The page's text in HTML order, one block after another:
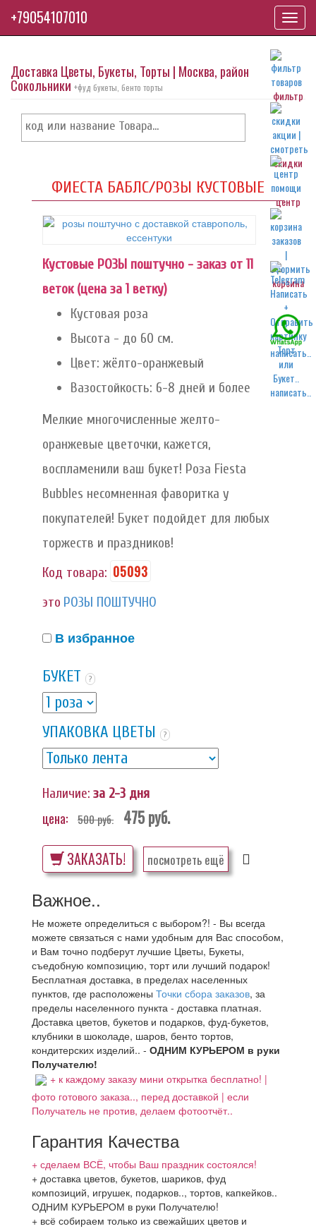
фильтр
скидки
центр
корзина
написать..
написать..
Доставка Цветы, Букеты, Торты | Москва, район
Сокольники +фуд букеты, бенто торты
ФИЕСТА БАБЛС/РОЗЫ КУСТОВЫЕ
Кустовые РОЗЫ поштучно - заказ от 11
веток (цена за 1 ветку)
Кустовая роза
Высота - до 60 см.
Цвет: жёлто-оранжевый
Вазостойкость: 6-8 дней и более
Мелкие многочисленные желто-
оранжевые цветочки, кажется,
воспламенили ваш букет! Роза Fiesta
Bubbles несомненная фаворитка у
покупателей! Букет подойдет для любых
торжеств и праздников!
Код товара: 05093
это РОЗЫ ПОШТУЧНО
В избранное
БУКЕТ ?
УПАКОВКА ЦВЕТЫ ?
Наличие: за 2-3 дня
цена: 500руб. 475руб.
ЗАКАЗАТЬ! посмотреть ещё
Важное..
Не можете определиться с выбором?! - Вы всегда
можете связаться с нами удобным для Вас способом,
и Вам точно подберут лучшие Цветы, Букеты,
съедобную композицию, торт или лучший подарок!
Бесплатная доставка, в пределах населенных
пунктов, где расположены Точки сбора заказов, за
пределы населенного пункта - доставка платная.
Доставка цветов, букетов и подарков, фуд-букетов,
клубники в шоколаде, шаров, бенто тортов,
кондитерских изделий.. - ОДНИМ КУРЬЕРОМ в руки
Получателю!
+ к каждому заказу мини открытка бесплатно! |
фото готового заказа.., перед доставкой | если
Получатель не против, делаем фотоотчёт..
Гарантия Качества
+ сделаем ВСЁ, чтобы Ваш праздник состоялся!
+ доставка цветов, букетов, шариков, фуд
композиций, игрушек, подарков.., тортов, капкейков..
ОДНИМ КУРЬЕРОМ в руки Получателю!
+ всё собираем только из свежайших цветов и
+79054107010